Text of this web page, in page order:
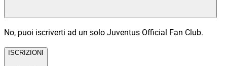
No, puoi iscriverti ad un solo Juventus Official Fan Club.
ISCRIZIONI